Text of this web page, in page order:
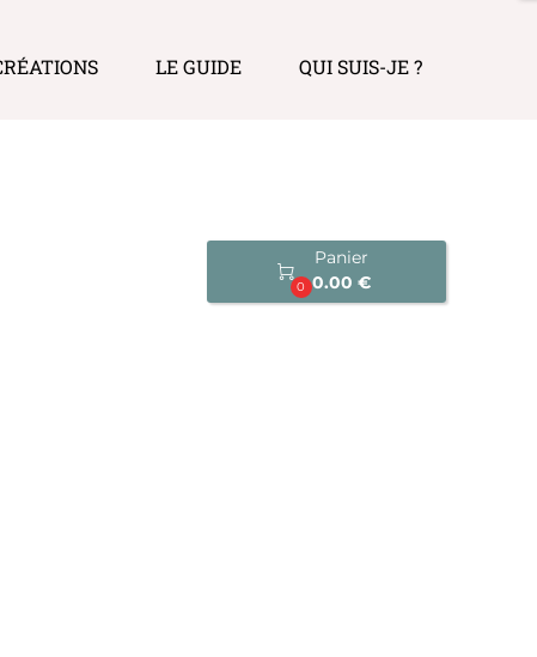
LE GUIDE QUI SUIS-JE ?

0
Panier
0.00 €